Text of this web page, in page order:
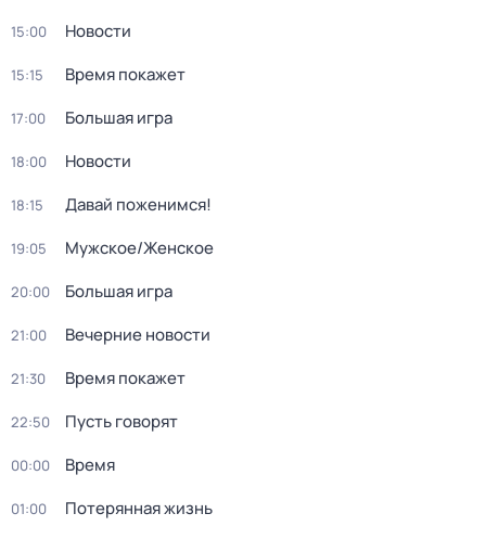
15:00 Новости
15:15 Время покажет
17:00 Большая игра
18:00 Новости
18:15 Давай поженимся!
19:05 Мужское/Женское
20:00 Большая игра
21:00 Вечерние новости
21:30 Время покажет
22:50 Пусть говорят
00:00 Время
01:00 Потерянная жизнь